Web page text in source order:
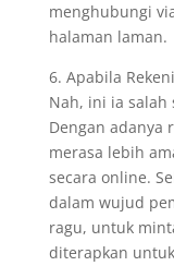
menghubungi
halaman laman.
6. Apabila
Nah, ini ia salah
Dengan adanya
merasa lebih
secara online.
dalam wujud
ragu, untuk
diterapkan